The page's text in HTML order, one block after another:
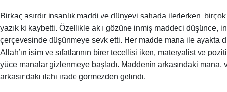
Birkaç asırdır insanlık maddi ve dünyevi sahada ilerlerken,
yazık ki kaybetti. Özellikle aklı gözüne inmiş maddeci düşünce,
çerçevesinde düşünmeye sevk etti. Her madde mana ile ayakta
Allah’ın isim ve sıfatlarının birer tecellisi iken, materyalist ve
yüce manalar gizlenmeye başladı. Maddenin arkasındaki mana,
arkasındaki ilahi irade görmezden gelindi.